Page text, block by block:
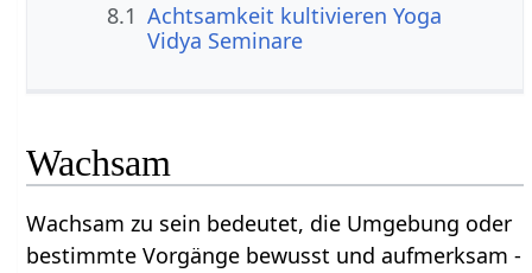
8.1 Achtsamkeit kultivieren Yoga
Vidya Seminare
Wachsam
Wachsam zu sein bedeutet, die Umgebung oder
bestimmte Vorgänge bewusst und aufmerksam -